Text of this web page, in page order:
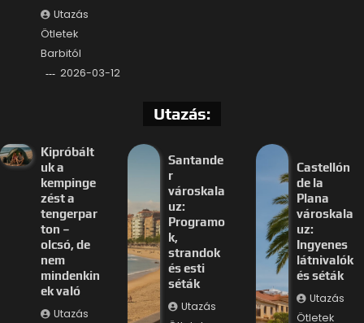
Utazás
Ötletek
Barbitól
2026-03-12
Utazás:
Kipróbált
uk a
kempinge
zést a
tengerpar
ton –
olcsó, de
nem
mindenkin
ek való
Utazás
Santande
r
városkala
uz:
Programo
k,
strandok
és esti
séták
Utazás
Castellón
de la
Plana
városkala
uz:
Ingyenes
látnivalók
és séták
Utazás
Ötletek